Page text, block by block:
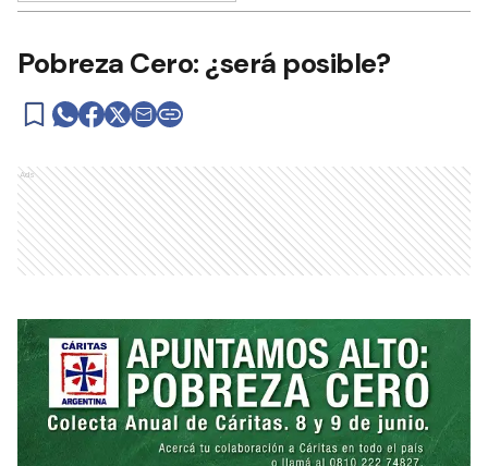
Pobreza Cero: ¿será posible?
Ads